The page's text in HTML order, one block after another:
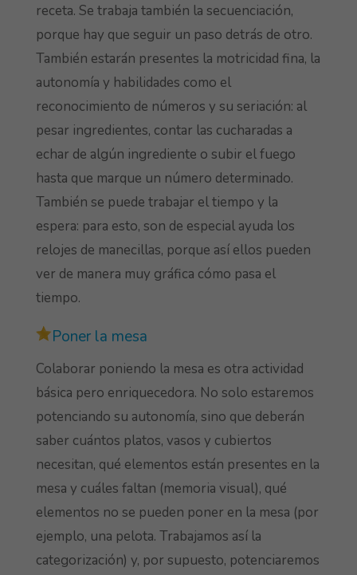
receta. Se trabaja también la secuenciación,
porque hay que seguir un paso detrás de otro.
También estarán presentes la motricidad fina, la
autonomía y habilidades como el
reconocimiento de números y su seriación: al
pesar ingredientes, contar las cucharadas a
echar de algún ingrediente o subir el fuego
hasta que marque un número determinado.
También se puede trabajar el tiempo y la
espera: para esto, son de especial ayuda los
relojes de manecillas, porque así ellos pueden
ver de manera muy gráfica cómo pasa el
tiempo.
Poner la mesa
Colaborar poniendo la mesa es otra actividad
básica pero enriquecedora. No solo estaremos
potenciando su autonomía, sino que deberán
saber cuántos platos, vasos y cubiertos
necesitan, qué elementos están presentes en la
mesa y cuáles faltan (memoria visual), qué
elementos no se pueden poner en la mesa (por
ejemplo, una pelota. Trabajamos así la
categorización) y, por supuesto, potenciaremos